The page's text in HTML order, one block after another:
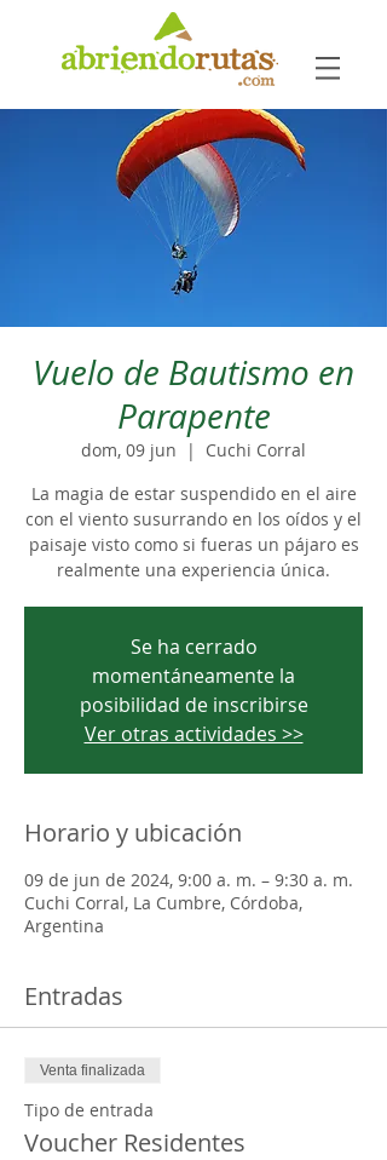
Vuelo de Bautismo en
Parapente
dom, 09 jun
  |
Cuchi Corral
La magia de estar suspendido en el aire
con el viento susurrando en los oídos y el
paisaje visto como si fueras un pájaro es
realmente una experiencia única.
Se ha cerrado
momentáneamente la
posibilidad de inscribirse
Ver otras actividades >>
Horario y ubicación
09 de jun de 2024, 9:00 a. m. – 9:30 a. m.
Cuchi Corral, La Cumbre, Córdoba,
Argentina
Entradas
Venta finalizada
Tipo de entrada
Voucher Residentes